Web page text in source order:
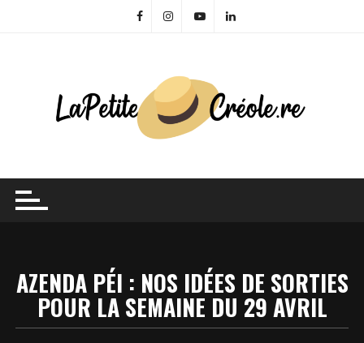
AZENDA PÉI : NOS IDÉES DE SORTIES
POUR LA SEMAINE DU 29 AVRIL